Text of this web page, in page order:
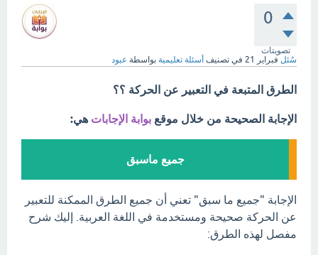
0
تصويتات
سُئل فبراير 21 في تصنيف أسئلة تعليمية بواسطة عبود
الطرق المتبعة في التعبير عن الحركة ؟؟
الإجابة الصحيحة من خلال موقع بوابة الإجابات هي:
جميع ماسبق
الإجابة "جميع ما سبق" تعني أن جميع الطرق الممكنة للتعبير
عن الحركة صحيحة ومستخدمة في اللغة العربية. إليك شرح
مفصل لهذه الطرق: